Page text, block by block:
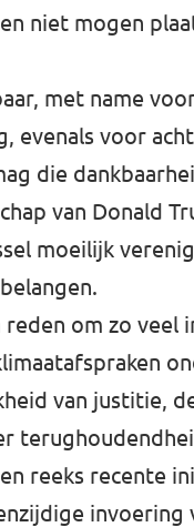
niet mogen
met name
evenals voor
die
van Donald
moeilijk
om zo
van justitie,
reeks recente